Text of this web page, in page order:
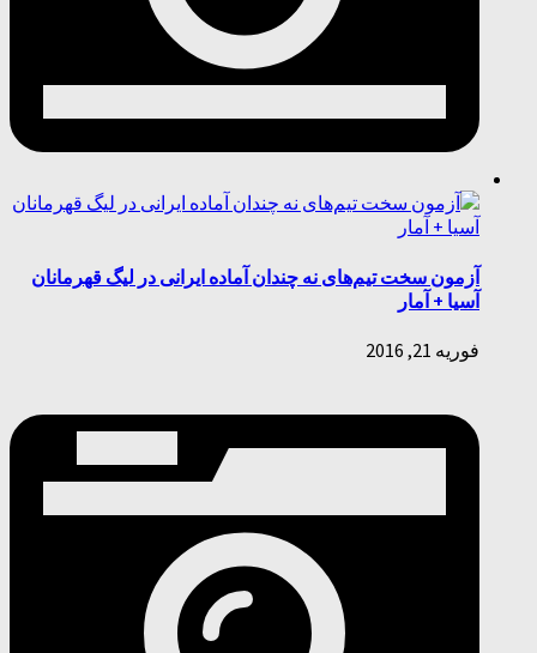
آزمون سخت تیم‌های نه چندان آماده ایرانی در لیگ قهرمانان
آسیا + آمار
فوریه 21, 2016